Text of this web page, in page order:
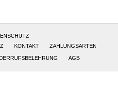
KONTAKT ZAHLUNGSARTEN
AGB